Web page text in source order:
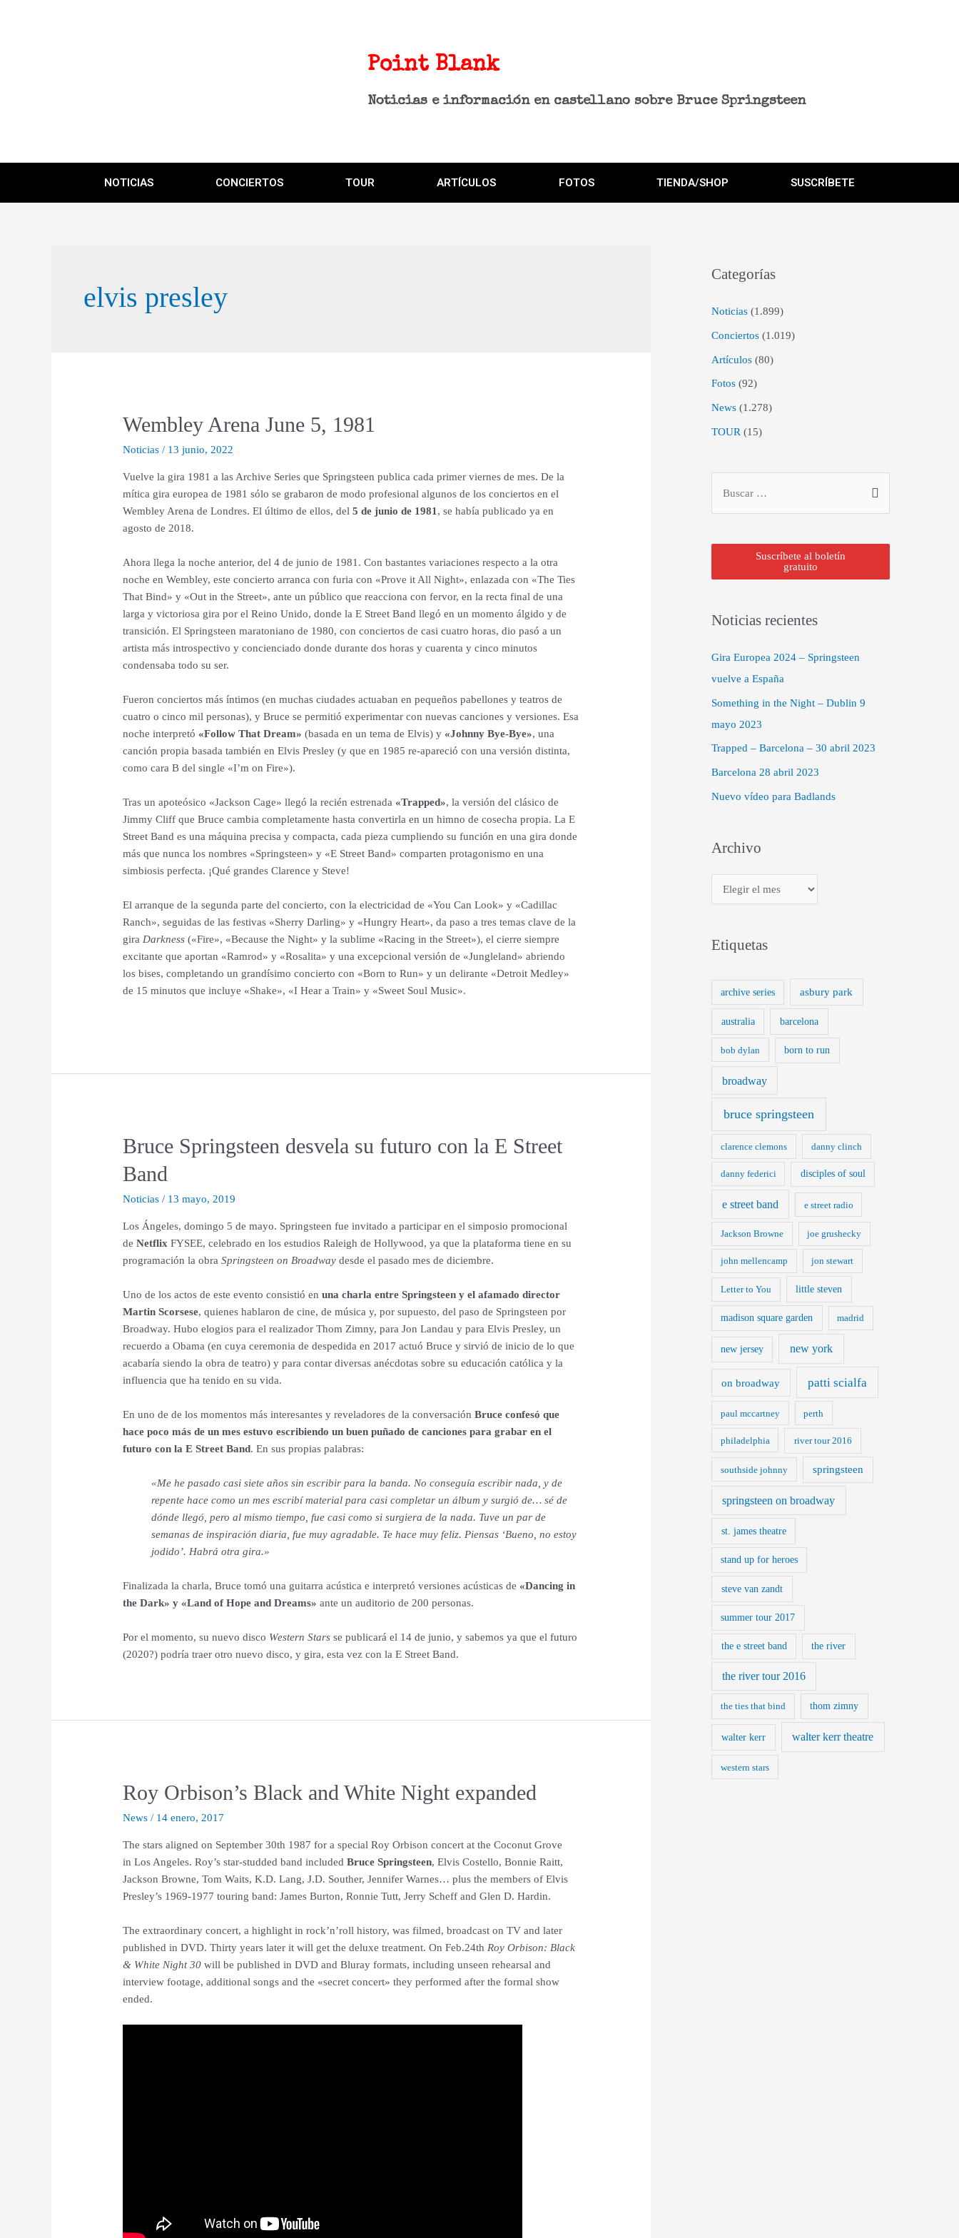
Point Blank
Noticias e información en castellano sobre Bruce Springsteen
NOTICIAS CONCIERTOS TOUR ARTÍCULOS FOTOS TIENDA/SHOP SUSCRÍBETE
elvis presley
Wembley Arena June 5, 1981
Noticias / 13 junio, 2022
Vuelve la gira 1981 a las Archive Series que Springsteen publica cada primer viernes de mes. De la
mítica gira europea de 1981 sólo se grabaron de modo profesional algunos de los conciertos en el
Wembley Arena de Londres. El último de ellos, del 5 de junio de 1981 , se había publicado ya en
agosto de 2018.
Ahora llega la noche anterior, del 4 de junio de 1981. Con bastantes variaciones respecto a la otra
noche en Wembley, este concierto arranca con furia con «Prove it All Night», enlazada con «The Ties
That Bind» y «Out in the Street», ante un público que reacciona con fervor, en la recta final de una
larga y victoriosa gira por el Reino Unido, donde la E Street Band llegó en un momento álgido y de
transición. El Springsteen maratoniano de 1980, con conciertos de casi cuatro horas, dio pasó a un
artista más introspectivo y concienciado donde durante dos horas y cuarenta y cinco minutos
condensaba todo su ser.
Fueron conciertos más íntimos (en muchas ciudades actuaban en pequeños pabellones y teatros de
cuatro o cinco mil personas), y Bruce se permitió experimentar con nuevas canciones y versiones. Esa
noche interpretó «Follow That Dream» (basada en un tema de Elvis) y «Johnny Bye-Bye», una
canción propia basada también en Elvis Presley (y que en 1985 re-apareció con una versión distinta,
como cara B del single «I’m on Fire»).
Tras un apoteósico «Jackson Cage» llegó la recién estrenada «Trapped», la versión del clásico de
Jimmy Cliff que Bruce cambia completamente hasta convertirla en un himno de cosecha propia. La E
Street Band es una máquina precisa y compacta, cada pieza cumpliendo su función en una gira donde
más que nunca los nombres «Springsteen» y «E Street Band» comparten protagonismo en una
simbiosis perfecta. ¡Qué grandes Clarence y Steve!
El arranque de la segunda parte del concierto, con la electricidad de «You Can Look» y «Cadillac
Ranch», seguidas de las festivas «Sherry Darling» y «Hungry Heart», da paso a tres temas clave de la
gira Darkness («Fire», «Because the Night» y la sublime «Racing in the Street»), el cierre siempre
excitante que aportan «Ramrod» y «Rosalita» y una excepcional versión de «Jungleland» abriendo
los bises, completando un grandísimo concierto con «Born to Run» y un delirante «Detroit Medley»
de 15 minutos que incluye «Shake», «I Hear a Train» y «Sweet Soul Music».
Bruce Springsteen desvela su futuro con la E Street
Band
Noticias / 13 mayo, 2019
Los Ángeles, domingo 5 de mayo. Springsteen fue invitado a participar en el simposio promocional
deNetflix FYSEE, celebrado en los estudios Raleigh de Hollywood, ya que la plataforma tiene en su
programación la obraSpringsteen on Broadway desde el pasado mes de diciembre.
Uno de los actos de este evento consistió enuna charla entre Springsteen y el afamado director
Martin Scorsese, quienes hablaron de cine, de música y, por supuesto, del paso de Springsteen por
Broadway. Hubo elogios para el realizador Thom Zimny, para Jon Landau y para Elvis Presley, un
recuerdo a Obama (en cuya ceremonia de despedida en 2017 actuó Bruce y sirvió de inicio de lo que
acabaría siendo la obra de teatro) y para contar diversas anécdotas sobre su educación católica y la
influencia que ha tenido en su vida.
En uno de de los momentos más interesantes y reveladores de la conversaciónBruce confesó que
hace poco más de un mes estuvo escribiendo un buen puñado de canciones para grabar en el
futuro con la E Street Band. En sus propias palabras:
«Me he pasado casi siete años sin escribir para la banda. No conseguía escribir nada, y de
repente hace como un mes escribí material para casi completar un álbum y surgió de… sé de
dónde llegó, pero al mismo tiempo, fue casi como si surgiera de la nada. Tuve un par de
semanas de inspiración diaria, fue muy agradable. Te hace muy feliz. Piensas ‘Bueno, no estoy
jodido’. Habrá otra gira.»
Finalizada la charla, Bruce tomó una guitarra acústica e interpretó versiones acústicas de «Dancing in
the Dark» y «Land of Hope and Dreams» ante un auditorio de 200 personas.
Por el momento, su nuevo disco Western Stars se publicará el 14 de junio, y sabemos ya que el futuro
(2020?) podría traer otro nuevo disco, y gira, esta vez con la E Street Band.
Roy Orbison’s Black and White Night expanded
News / 14 enero, 2017
The stars aligned on September 30th 1987 for a special Roy Orbison concert at the Coconut Grove
in Los Angeles. Roy’s star-studded band includedBruce Springsteen, Elvis Costello, Bonnie Raitt,
Jackson Browne, Tom Waits, K.D. Lang, J.D. Souther, Jennifer Warnes… plus the members of Elvis
Presley’s 1969-1977 touring band: James Burton, Ronnie Tutt, Jerry Scheff and Glen D. Hardin.
The extraordinary concert, a highlight in rock’n’roll history, was filmed, broadcast on TV and later
published in DVD. Thirty years later it will get the deluxe treatment. On Feb.24thRoy Orbison: Black
& White Night 30will be published in DVD and Bluray formats, including unseen rehearsal and
interview footage, additional songs and the «secret concert» they performed after the formal show
ended.
Categorías
Noticias (1.899)
Conciertos (1.019)
Artículos (80)
Fotos (92)
News (1.278)
TOUR (15)
Suscríbete al boletín
gratuito
Noticias recientes
Gira Europea 2024 – Springsteen
vuelve a España
Something in the Night – Dublin 9
mayo 2023
Trapped – Barcelona – 30 abril 2023
Barcelona 28 abril 2023
Nuevo vídeo para Badlands
Archivo
Etiquetas
archive series asbury park
australia barcelona
bob dylan born to run
broadway
bruce springsteen
clarence clemons danny clinch
danny federici disciples of soul
e street band e street radio
Jackson Browne joe grushecky
john mellencamp jon stewart
Letter to You little steven
madison square garden madrid
new jersey new york
on broadway patti scialfa
paul mccartney perth
philadelphia river tour 2016
southside johnny springsteen
springsteen on broadway
st. james theatre
stand up for heroes
steve van zandt
summer tour 2017
the e street band the river
the river tour 2016
the ties that bind thom zimny
walter kerr walter kerr theatre
western stars